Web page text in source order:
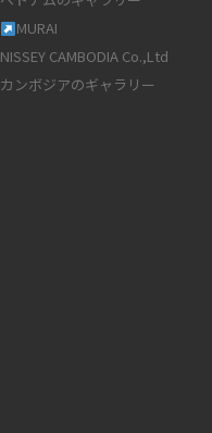
MURAI
NISSEY CAMBODIA Co.,Ltd
カンボジアのギャラリー